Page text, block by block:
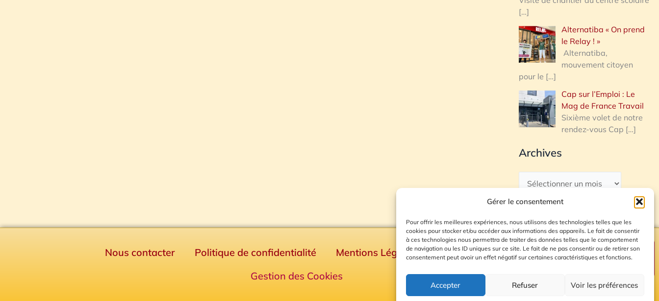
Gérer le consentement
Pour offrir les meilleures expériences, nous utilisons des technologies telles que les
cookies pour stocker et/ou accéder aux informations des appareils. Le fait de consentir
à ces technologies nous permettra de traiter des données telles que le comportement
de navigation ou les ID uniques sur ce site. Le fait de ne pas consentir ou de retirer son
consentement peut avoir un effet négatif sur certaines caractéristiques et fonctions.
Accepter Refuser Voir les préférences
[…]
Alternatiba « On prend
le Relay ! »
Alternatiba,
mouvement citoyen
pour le […]
Cap sur l’Emploi : Le
Mag de France Travail
Sixième volet de notre
rendez-vous Cap […]
Archives
Nous contacter Politique de confidentialité Mentions Légales
Plan du site
Gestion des Cookies